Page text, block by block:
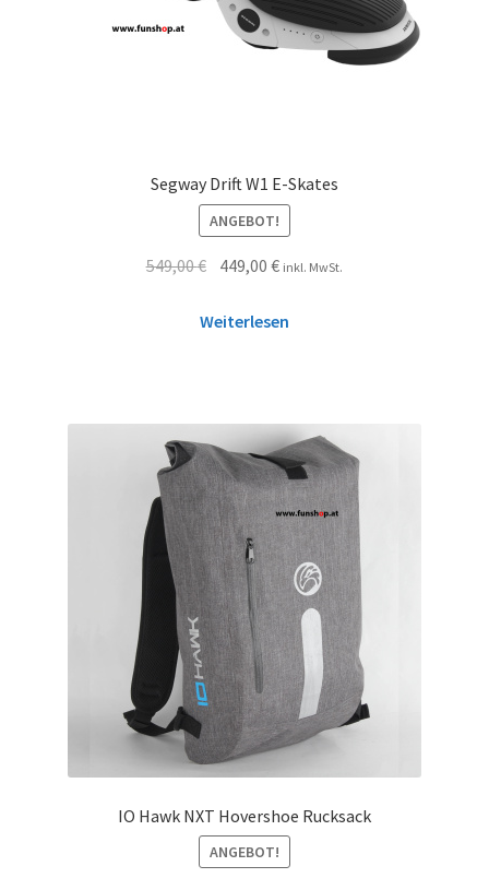
Segway Drift W1 E-Skates
ANGEBOT!
549,00€ 449,00€ inkl. MwSt.
Weiterlesen
IO Hawk NXT Hovershoe Rucksack
ANGEBOT!